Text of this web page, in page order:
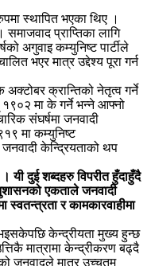
स्थापित भएका थिए ।
समाजवाद प्राप्तिका लागि
अगुवाइ कम्युनिष्ट पार्टीले
भएर मात्र उद्देश्य पूरा गर्न
क्रान्तिको नेतृत्व गर्ने
१९०२ मा के गर्ने भन्ने आफ्नो
संघर्षमा जनवादी
मा कम्युनिष्ट
जनवादी केन्द्रियताको थप
यी दुई शब्दहरु विपरीत हुँदाहुँदै
एकताले जनवादी
र कामकारवाहीमा
केन्द्रीयता मुख्य हुन्छ
मात्रामा केन्द्रीकरण बढ्दै
जनवादले मात्र उच्चतम्